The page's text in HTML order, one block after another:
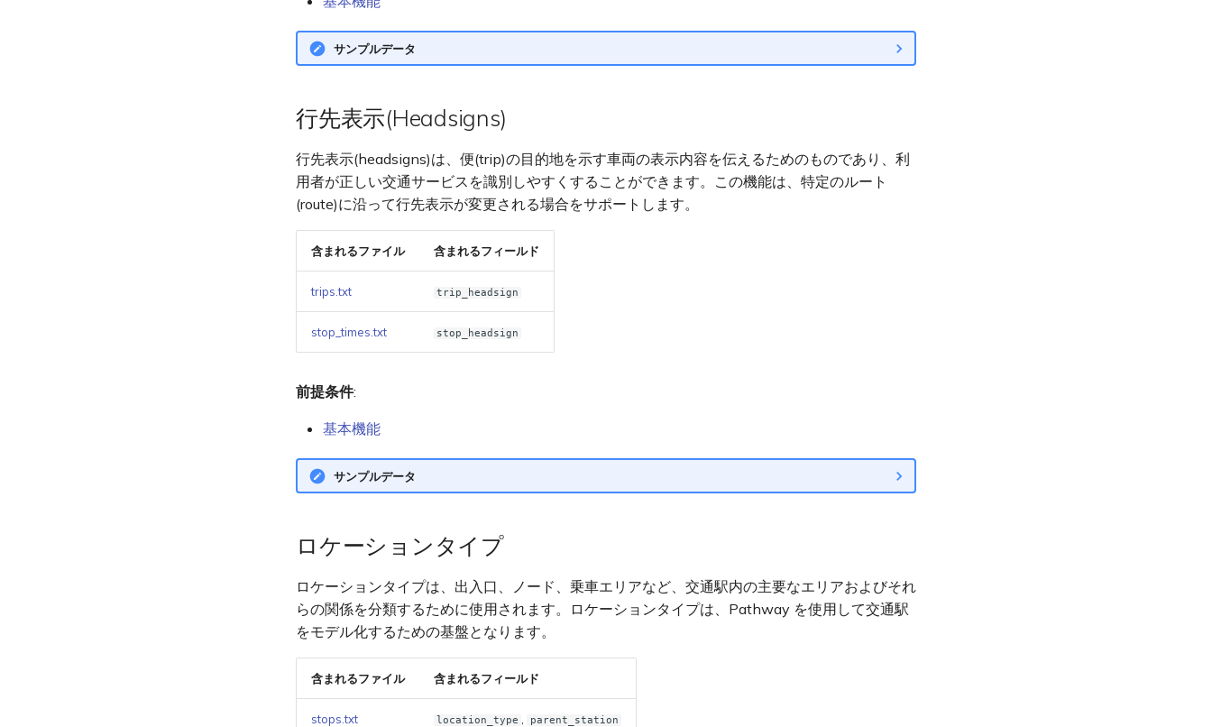
サンプルデータ
行先表示(Headsigns)
行先表示(headsigns)は、便(trip)の目的地を示す車両の表示内容を伝えるためのものであり、利
用者が正しい交通サービスを識別しやすくすることができます。この機能は、特定のルート
(route)に沿って行先表示が変更される場合をサポートします。
含まれるファイル 含まれるフィールド
trips.txt trip_headsign
stop_times.txt stop_headsign
前提条件:
基本機能
サンプルデータ
ロケーションタイプ
ロケーションタイプは、出入口、ノード、乗車エリアなど、交通駅内の主要なエリアおよびそれ
らの関係を分類するために使用されます。ロケーションタイプは、Pathway を使用して交通駅
をモデル化するための基盤となります。
含まれるファイル 含まれるフィールド
stops.txt location_type parent_station